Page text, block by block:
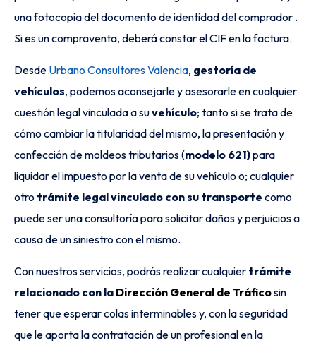
una fotocopia del documento de identidad del comprador .
Si es un compraventa, deberá constar el CIF en la factura.
Desde Urbano Consultores Valencia, gestoría de
vehículos, podemos aconsejarle y asesorarle en cualquier
cuestión legal vinculada a suvehículo; tanto si se trata de
cómo cambiar la titularidad del mismo, la presentación y
confección de moldeos tributarios (modelo 621)para
liquidar el impuesto por la venta de su vehículo o; cualquier
otro trámite legal vinculado con su transporte como
puede ser una consultoría para solicitar daños y perjuicios a
causa de un siniestro con el mismo.
Con nuestros servicios, podrás realizar cualquier trámite
relacionado con la Dirección General de Tráficosin
tener que esperar colas interminables y, con la seguridad
que le aporta la contratación de un profesional en la